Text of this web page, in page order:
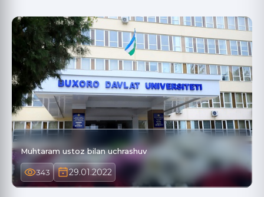
Muhtaram ustoz bilan uchrashuv
343 29.01.2022